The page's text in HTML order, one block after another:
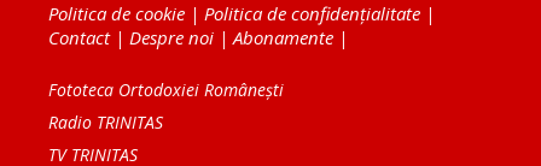
Politica de cookie | Politica de confidențialitate |
Contact| Despre noi |Abonamente |
Fototeca Ortodoxiei Românești
Radio TRINITAS
TV TRINITAS